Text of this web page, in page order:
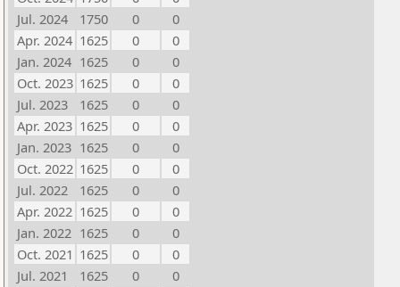
Jul. 2024
1750 0
0
Apr. 2024 1625 0
0
Jan. 2024 1625 0
0
Oct. 2023 1625 0
0
Jul. 2023
1625 0
0
Apr. 2023 1625 0
0
Jan. 2023 1625 0
0
Oct. 2022 1625 0
0
Jul. 2022
1625 0
0
Apr. 2022 1625 0
0
Jan. 2022 1625 0
0
Oct. 2021 1625 0
0
Jul. 2021
1625 0
0